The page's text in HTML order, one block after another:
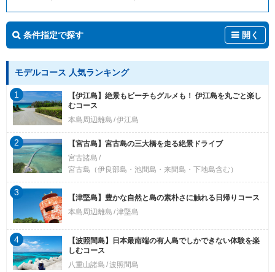
条件指定で探す 開く
モデルコース 人気ランキング
【伊江島】絶景もビーチもグルメも！ 伊江島を丸ごと楽し
むコース
本島周辺離島 伊江島
1
【宮古島】宮古島の三大橋を走る絶景ドライブ
宮古諸島
宮古島（伊良部島・池間島・来間島・下地島含む）
2
【津堅島】豊かな自然と島の素朴さに触れる日帰りコース
本島周辺離島 津堅島
3
【波照間島】日本最南端の有人島でしかできない体験を楽
しむコース
八重山諸島 波照間島
4